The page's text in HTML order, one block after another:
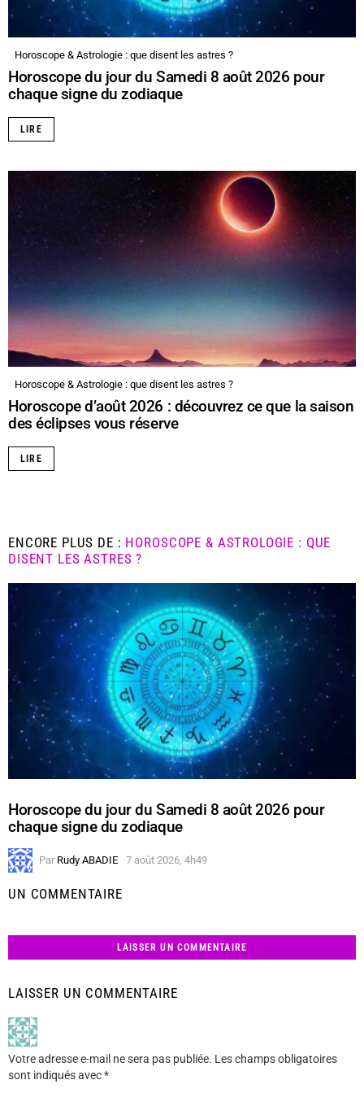
Horoscope & Astrologie : que disent les astres ?
Horoscope du jour du Samedi 8 août 2026 pour
chaque signe du zodiaque
LIRE
Horoscope & Astrologie : que disent les astres ?
Horoscope d’août 2026 : découvrez ce que la saison
des éclipses vous réserve
LIRE
ENCORE PLUS DE : HOROSCOPE & ASTROLOGIE : QUE
DISENT LES ASTRES ?
Horoscope du jour du Samedi 8 août 2026 pour
chaque signe du zodiaque
Par Rudy ABADIE 7 août 2026, 4h49
UN COMMENTAIRE
LAISSER UN COMMENTAIRE
LAISSER UN COMMENTAIRE
Votre adresse e-mail ne sera pas publiée. Les champs obligatoires
sont indiqués avec*